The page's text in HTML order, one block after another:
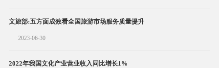
文旅部:五方面成效看全国旅游市场服务质量提升
2023-06-30
2022年我国文化产业营业收入同比增长1%